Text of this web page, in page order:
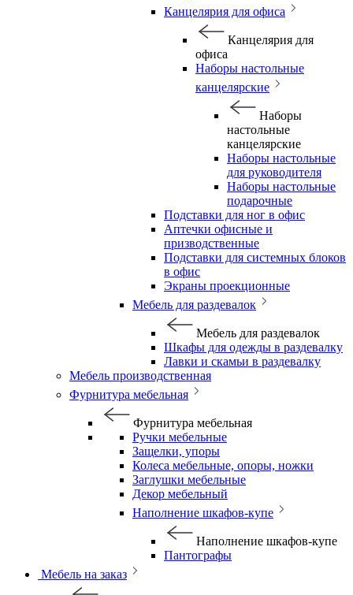
Канцелярия для офиса
Канцелярия для
офиса
Наборы настольные
канцелярские
Наборы
настольные
канцелярские
Наборы настольные
для руководителя
Наборы настольные
подарочные
Подставки для ног в офис
Аптечки офисные и
призводственные
Подставки для системных блоков
в офис
Экраны проекционные
Мебель для раздевалок
Мебель для раздевалок
Шкафы для одежды в раздевалку
Лавки и скамьи в раздевалку
Мебель производственная
Фурнитура мебельная
Фурнитура мебельная
Ручки мебельные
Защелки, упоры
Колеса мебельные, опоры, ножки
Заглушки мебельные
Декор мебельный
Наполнение шкафов-купе
Наполнение шкафов-купе
Пантографы
Мебель на заказ